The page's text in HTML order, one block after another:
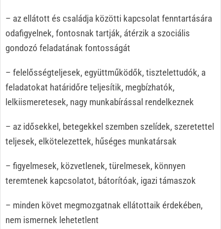
– az ellátott és családja közötti kapcsolat fenntartására
odafigyelnek, fontosnak tartják, átérzik a szociális
gondozó feladatának fontosságát
– felelősségteljesek, együttműködők, tisztelettudók, a
feladatokat határidőre teljesítik, megbízhatók,
lelkiismeretesek, nagy munkabírással rendelkeznek
– az idősekkel, betegekkel szemben szelídek, szeretettel
teljesek, elkötelezettek, hűséges munkatársak
– figyelmesek, közvetlenek, türelmesek, könnyen
teremtenek kapcsolatot, bátorítóak, igazi támaszok
– minden követ megmozgatnak ellátottaik érdekében,
nem ismernek lehetetlent